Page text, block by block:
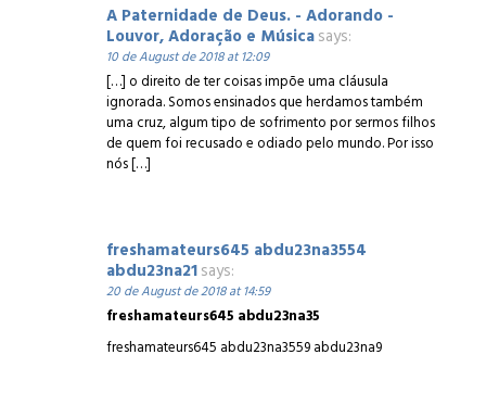
A Paternidade de Deus. - Adorando -
Louvor, Adoração e Músicasays:
10 de August de 2018 at 12:09
[…] o direito de ter coisas impõe uma cláusula
ignorada. Somos ensinados que herdamos também
uma cruz, algum tipo de sofrimento por sermos filhos
de quem foi recusado e odiado pelo mundo. Por isso
nós […]
freshamateurs645 abdu23na3554
abdu23na21says:
20 de August de 2018 at 14:59
freshamateurs645 abdu23na35
freshamateurs645 abdu23na3559 abdu23na9